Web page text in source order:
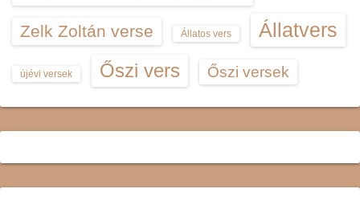
Zelk Zoltán verse Állatos vers Állatvers
újévi versek Őszi vers Őszi versek